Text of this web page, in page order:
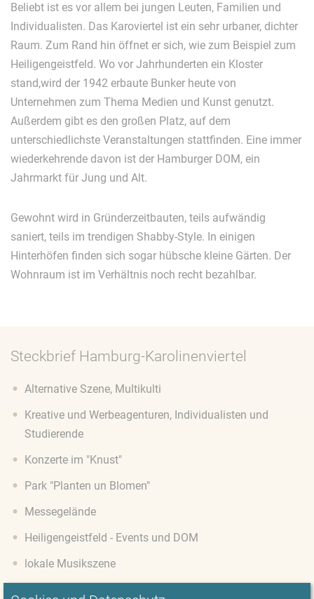
Beliebt ist es vor allem bei jungen Leuten, Familien und
Individualisten. Das Karoviertel ist ein sehr urbaner, dichter
Raum. Zum Rand hin öffnet er sich, wie zum Beispiel zum
Heiligengeistfeld. Wo vor Jahrhunderten ein Kloster
stand,wird der 1942 erbaute Bunker heute von
Unternehmen zum Thema Medien und Kunst genutzt.
Außerdem gibt es den großen Platz, auf dem
unterschiedlichste Veranstaltungen stattfinden. Eine immer
wiederkehrende davon ist der Hamburger DOM, ein
Jahrmarkt für Jung und Alt.
Gewohnt wird in Gründerzeitbauten, teils aufwändig
saniert, teils im trendigen Shabby-Style. In einigen
Hinterhöfen finden sich sogar hübsche kleine Gärten. Der
Wohnraum ist im Verhältnis noch recht bezahlbar.
Steckbrief Hamburg-Karolinenviertel
Alternative Szene, Multikulti
Kreative und Werbeagenturen, Individualisten und
Studierende
Konzerte im "Knust"
Park "Planten un Blomen"
Messegelände
Heiligengeistfeld - Events und DOM
lokale Musikszene